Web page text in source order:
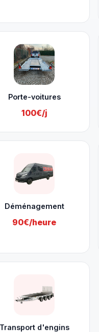
Porte-voitures
100€/j
Déménagement
90€/heure
Transport d'engins